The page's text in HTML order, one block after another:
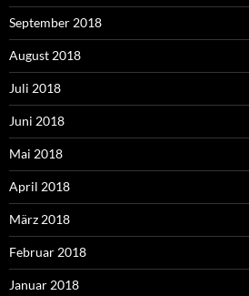
September 2018
August 2018
Juli 2018
Juni 2018
Mai 2018
April 2018
März 2018
Februar 2018
Januar 2018